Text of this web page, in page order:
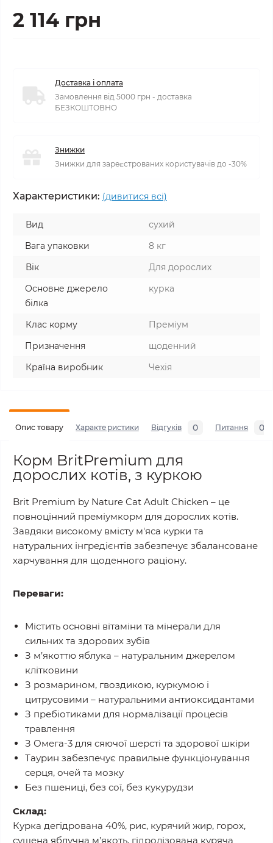
2 114 грн
Доставка і оплата
Замовлення від 5000 грн - доставка
БЕЗКОШТОВНО
Знижки
Знижки для зареєстрованих користувачів до -30%
Характеристики: (дивитися всі)
Вид
сухий
Вага упаковки
8 кг
Вік
Для дорослих
Основне джерело
білка
курка
Клас корму
Преміум
Призначення
щоденний
Країна виробник
Чехія
Опис товару Характеристики Відгуків 0 Питання 0
Корм BritPremium для
дорослих котів, з куркою
Brit Premium by Nature Cat Adult Chicken – це
повноцінний преміумкорм для дорослих котів.
Завдяки високому вмісту м'яса курки та
натуральних інгредієнтів забезпечує збалансоване
харчування для щоденного раціону.
Переваги:
Містить основні вітаміни та мінерали для
сильних та здорових зубів
З м’якоттю яблука – натуральним джерелом
клітковини
З розмарином, гвоздикою, куркумою і
цитрусовими – натуральними антиоксидантами
З пребіотиками для нормалізації процесів
травлення
З Омега-3 для сяючої шерсті та здорової шкіри
Таурин забезпечує правильне функціонування
серця, очей та мозку
Без пшениці, без сої, без кукурудзи
Склад:
Курка дегідрована 40%, рис, курячий жир, горох,
сушена яблучна м’якоть, гідролізована куряча